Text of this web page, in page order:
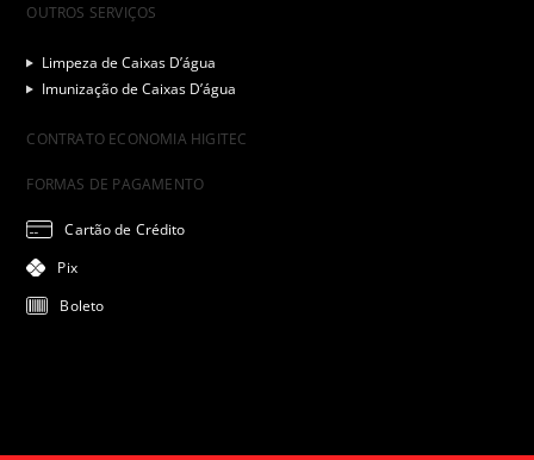
OUTROS SERVIÇOS
Limpeza de Caixas D’água
Imunização de Caixas D’água
CONTRATO ECONOMIA HIGITEC
FORMAS DE PAGAMENTO
Cartão de Crédito
Pix
Boleto